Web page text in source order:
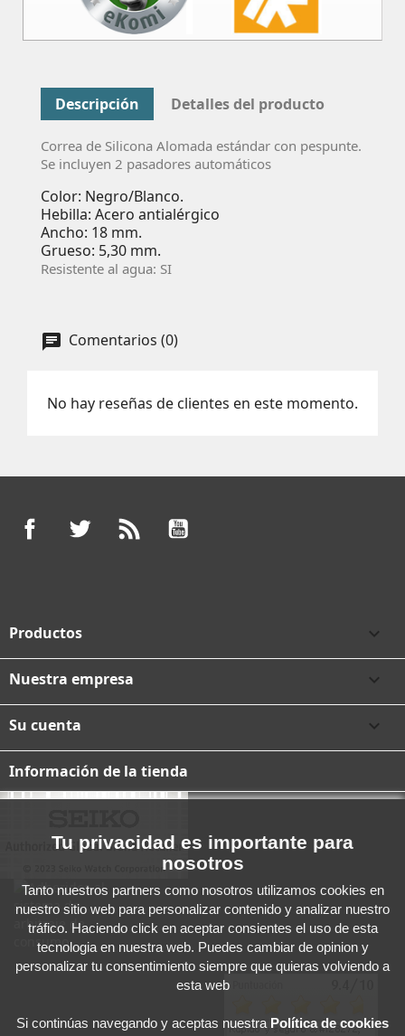
Descripción Detalles del producto
Correa de Silicona Alomada estándar con pespunte.
Se incluyen 2 pasadores automáticos
Color: Negro/Blanco.
Hebilla: Acero antialérgico
Ancho: 18 mm.
Grueso: 5,30 mm.
Resistente al agua: SI
Comentarios (0)
No hay reseñas de clientes en este momento.
FacebookTwitter
Productos 
Nuestra empresa 
Su cuenta 
Información de la tienda
Tu privacidad es importante para
nosotros
Tanto nuestros partners como nosotros utilizamos cookies en
nuestro sitio web para personalizar contenido y analizar nuestro
tráfico. Haciendo click en aceptar consientes el uso de esta
tecnologia en nuestra web. Puedes cambiar de opinion y
personalizar tu consentimiento siempre que quieras volviendo a
esta web
Si continúas navegando y aceptas nuestra Política de cookies